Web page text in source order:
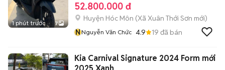
1 phút trước 7
52.800.000 đ
Huyện Hóc Môn (Xã Xuân Thới Sơn mới)
NNguyễn Văn Chức 4.9 19 đã bán
Kia Carnival Signature 2024 Form mới